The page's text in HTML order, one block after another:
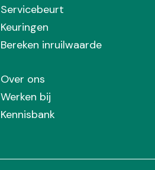
Servicebeurt
Keuringen
Bereken inruilwaarde
Over ons
Werken bij
Kennisbank